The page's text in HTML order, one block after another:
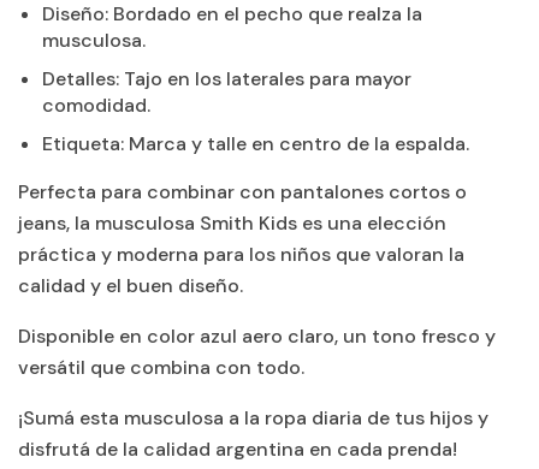
Diseño: Bordado en el pecho que realza la
musculosa.
Detalles: Tajo en los laterales para mayor
comodidad.
Etiqueta: Marca y talle en centro de la espalda.
Perfecta para combinar con pantalones cortos o
jeans, la musculosa Smith Kids es una elección
práctica y moderna para los niños que valoran la
calidad y el buen diseño.
Disponible en color azul aero claro, un tono fresco y
versátil que combina con todo.
¡Sumá esta musculosa a la ropa diaria de tus hijos y
disfrutá de la calidad argentina en cada prenda!